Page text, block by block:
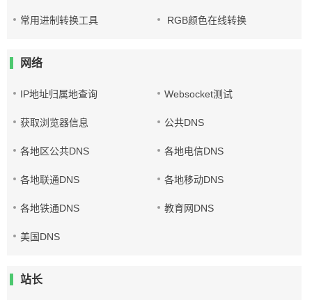
常用进制转换工具 RGB颜色在线转换
网络
IP地址归属地查询 Websocket测试
获取浏览器信息 公共DNS
各地区公共DNS 各地电信DNS
各地联通DNS 各地移动DNS
各地铁通DNS 教育网DNS
美国DNS
站长